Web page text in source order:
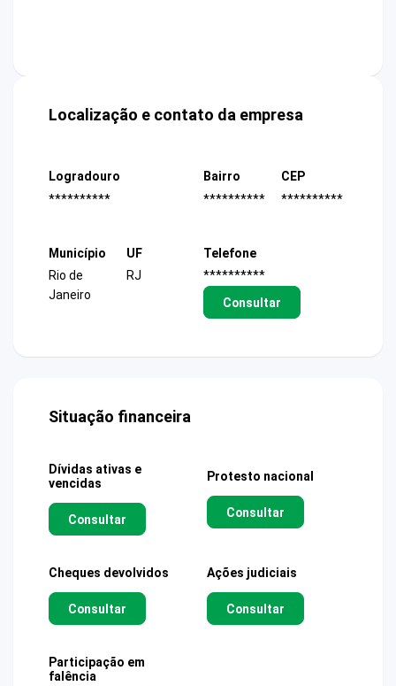
Localização e contato da empresa
Logradouro
**********
Bairro
**********
CEP
**********
Município
Rio de
Janeiro
UF
RJ
Telefone
**********
Consultar
Situação financeira
Dívidas ativas e
vencidas
Consultar
Protesto nacional
Consultar
Cheques devolvidos
Consultar
Ações judiciais
Consultar
Participação em
falência